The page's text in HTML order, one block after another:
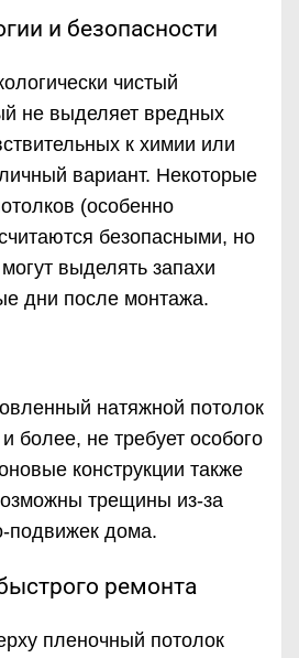
и безопасности
чистый
не выделяет вредных
к химии или
вариант. Некоторые
(особенно
безопасными, но
выделять запахи
дни после монтажа.
натяжной потолок
более, не требует особого
конструкции также
трещины из-за
подвижек дома.
ремонта
пленочный потолок